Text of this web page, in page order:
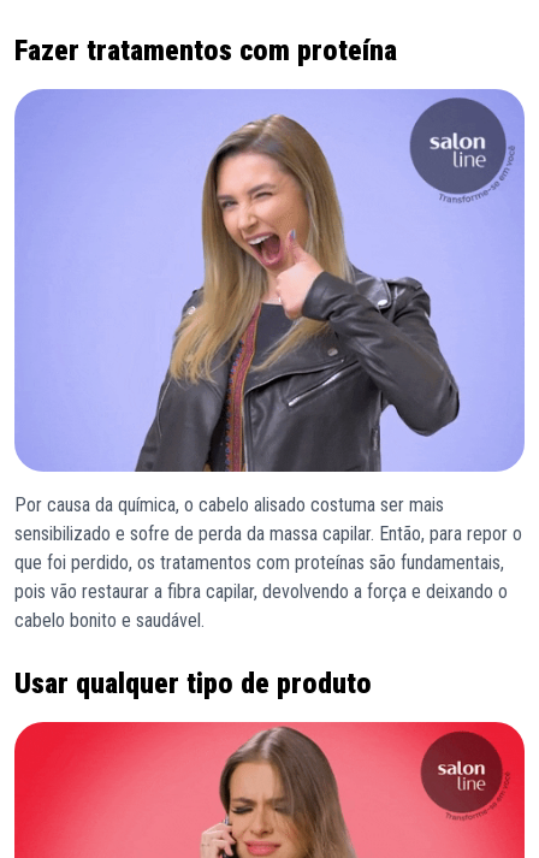
Fazer tratamentos com proteína
Por causa da química, o cabelo alisado costuma ser mais
sensibilizado e sofre de perda da massa capilar. Então, para repor o
que foi perdido, os tratamentos com proteínas são fundamentais,
pois vão restaurar a fibra capilar, devolvendo a força e deixando o
cabelo bonito e saudável.
Usar qualquer tipo de produto